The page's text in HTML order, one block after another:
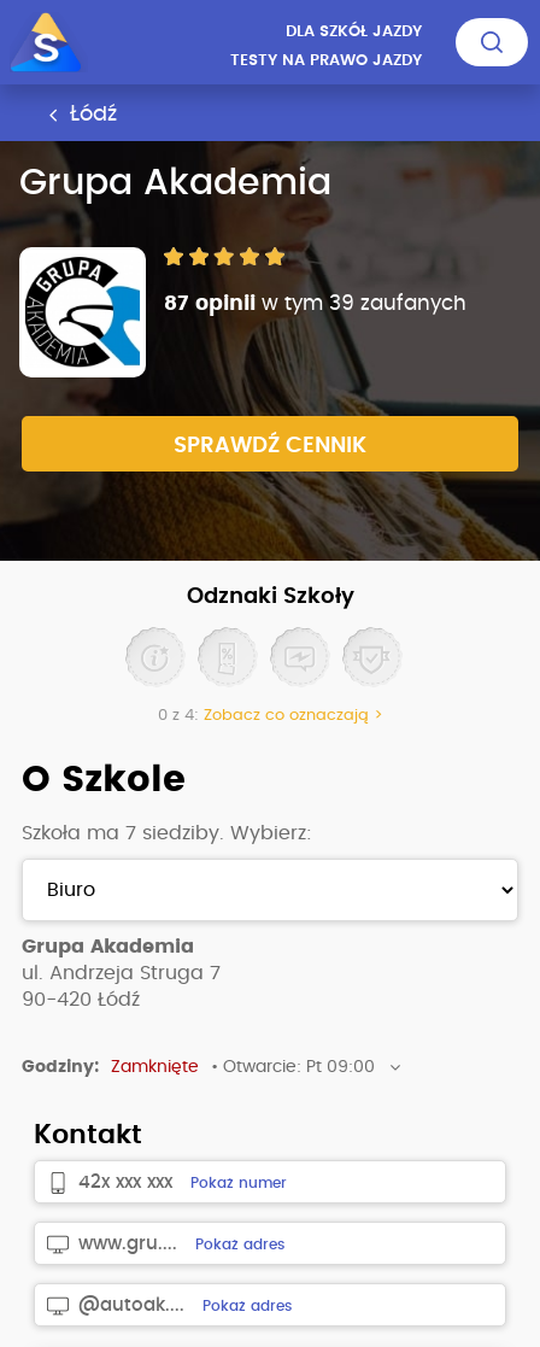
DLA SZKÓŁ JAZDY
TESTY NA PRAWO JAZDY
Łódź
Grupa Akademia
87 opinii w tym 39 zaufanych
SPRAWDŹ CENNIK
Odznaki Szkoły
0 z 4: Zobacz co oznaczają >
O Szkole
Szkoła ma 7 siedziby. Wybierz:
Grupa Akademia
ul. Andrzeja Struga 7
90-420 Łódź
Godziny: Zamknięte • Otwarcie: Pt 09:00
Kontakt
42x xxx xxx Pokaż numer
www.gru.... Pokaż adres
@autoak.... Pokaż adres